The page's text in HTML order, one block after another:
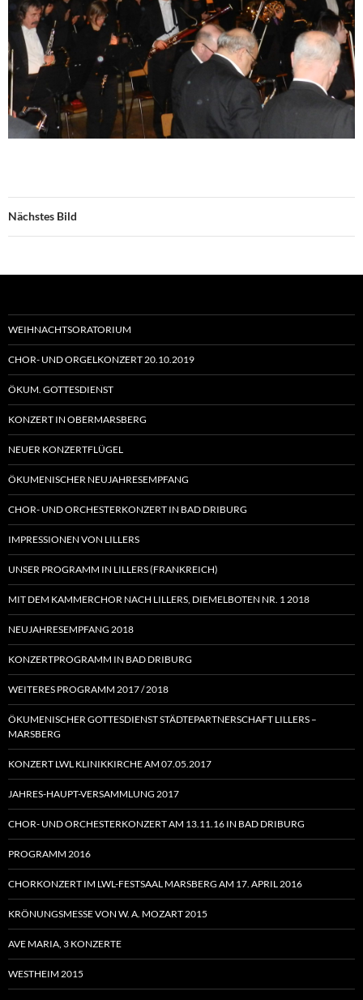
Nächstes Bild
WEIHNACHTSORATORIUM
CHOR- UND ORGELKONZERT 20.10.2019
ÖKUM. GOTTESDIENST
KONZERT IN OBERMARSBERG
NEUER KONZERTFLÜGEL
ÖKUMENISCHER NEUJAHRESEMPFANG
CHOR- UND ORCHESTERKONZERT IN BAD DRIBURG
IMPRESSIONEN VON LILLERS
UNSER PROGRAMM IN LILLERS (FRANKREICH)
MIT DEM KAMMERCHOR NACH LILLERS, DIEMELBOTEN NR. 1 2018
NEUJAHRESEMPFANG 2018
KONZERTPROGRAMM IN BAD DRIBURG
WEITERES PROGRAMM 2017 / 2018
ÖKUMENISCHER GOTTESDIENST STÄDTEPARTNERSCHAFT LILLERS –
MARSBERG
KONZERT LWL KLINIKKIRCHE AM 07.05.2017
JAHRES-HAUPT-VERSAMMLUNG 2017
CHOR- UND ORCHESTERKONZERT AM 13.11.16 IN BAD DRIBURG
PROGRAMM 2016
CHORKONZERT IM LWL-FESTSAAL MARSBERG AM 17. APRIL 2016
KRÖNUNGSMESSE VON W. A. MOZART 2015
AVE MARIA, 3 KONZERTE
WESTHEIM 2015